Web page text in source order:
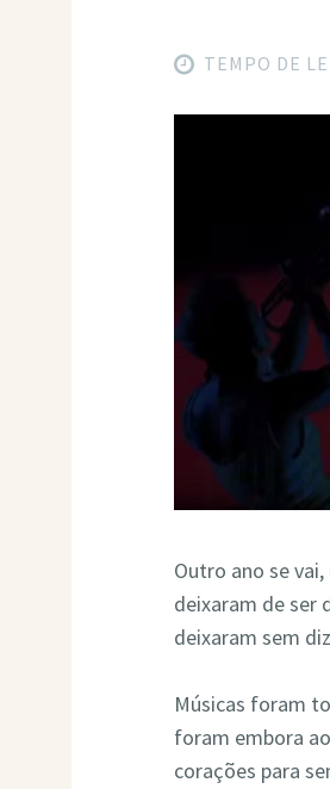
TEMPO DE
Outro ano se
deixaram de ser
deixaram sem
Músicas foram
foram embora
corações para